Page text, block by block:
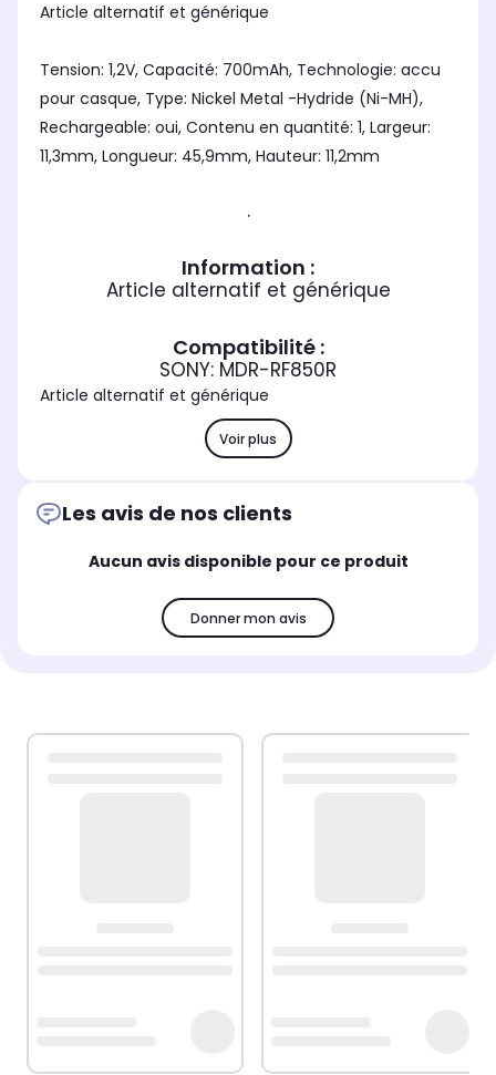
Article alternatif et générique
Tension: 1,2V, Capacité: 700mAh, Technologie: accu
pour casque, Type: Nickel Metal -Hydride (Ni-MH),
Rechargeable: oui, Contenu en quantité: 1, Largeur:
11,3mm, Longueur: 45,9mm, Hauteur: 11,2mm
.
Information :
Article alternatif et générique
Compatibilité :
SONY: MDR-RF850R
Article alternatif et générique
Voir plus
Les avis de nos clients
Aucun avis disponible pour ce produit
Donner mon avis